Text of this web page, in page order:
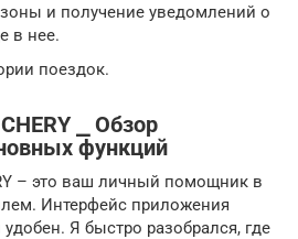
и получение уведомлений о
в нее.
поездок.
⎯ Обзор
функций
– это ваш личный помощник в
Интерфейс приложения
Я быстро разобрался, где